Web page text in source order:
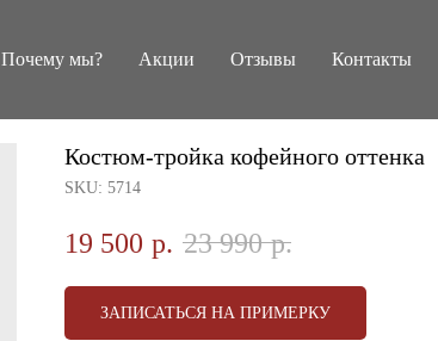
Почему мы? Акции Отзывы Контакты
Костюм-тройка кофейного оттенка
SKU: 5714
19 500 р. 23 990 р.
ЗАПИСАТЬСЯ НА ПРИМЕРКУ